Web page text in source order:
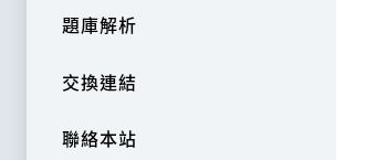
題庫解析
交換連結
聯絡本站